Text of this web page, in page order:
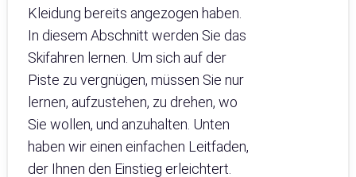
Kleidung bereits angezogen haben.
In diesem Abschnitt werden Sie das
Skifahren lernen. Um sich auf der
Piste zu vergnügen, müssen Sie nur
lernen, aufzustehen, zu drehen, wo
Sie wollen, und anzuhalten. Unten
haben wir einen einfachen Leitfaden,
der Ihnen den Einstieg erleichtert.